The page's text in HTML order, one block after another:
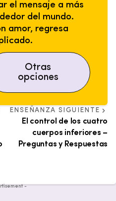
el mensaje a más
del mundo.
amor, regresa
Otras
opciones
ENSEÑANZA SIGUIENTE
El control de los cuatro
cuerpos inferiores –
Preguntas y Respuestas
-